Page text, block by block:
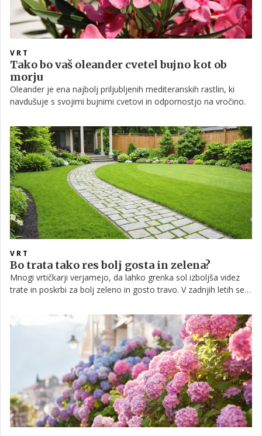
VRT
Tako bo vaš oleander cvetel bujno kot ob
morju
Oleander je ena najbolj priljubljenih mediteranskih rastlin, ki
navdušuje s svojimi bujnimi cvetovi in odpornostjo na vročino.
VRT
Bo trata tako res bolj gosta in zelena?
Mnogi vrtičkarji verjamejo, da lahko grenka sol izboljša videz
trate in poskrbi za bolj zeleno in gosto travo. V zadnjih letih se
za šibko in rumenkasto travo, vendar strokovnjaki opozarjajo,
da učinki niso vedno enaki in so odvisni od tal.